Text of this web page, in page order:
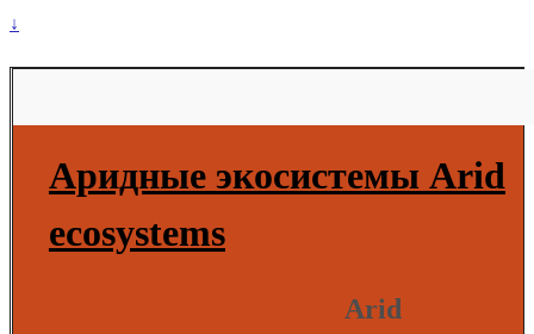
↓
Аридные экосистемы Arid
ecosystems
Arid